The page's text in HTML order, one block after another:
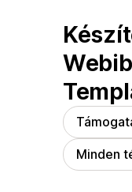
Minden